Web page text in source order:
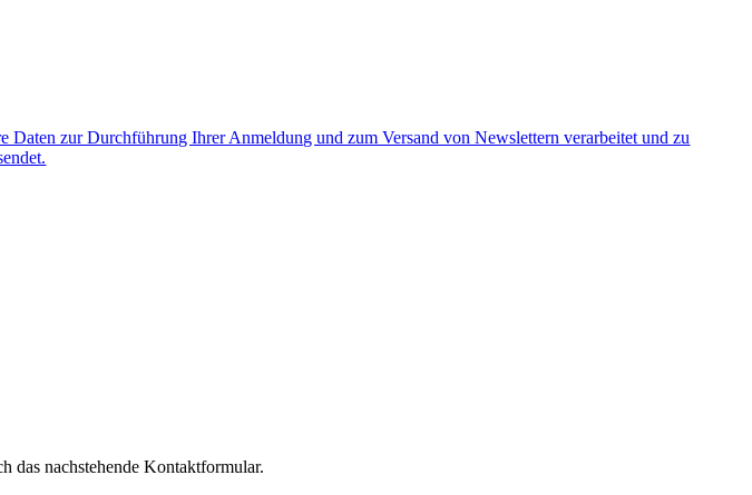
zur Durchführung Ihrer Anmeldung und zum Versand von Newslettern verarbeitet und zu
das nachstehende Kontaktformular.